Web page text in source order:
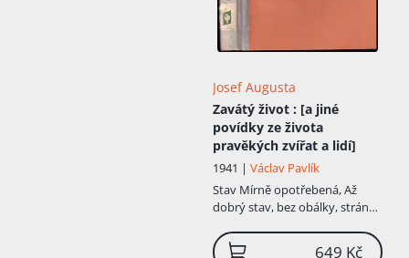
Josef Augusta
Zavátý život : [a jiné
povídky ze života
pravěkých zvířat a lidí]
1941 | Václav Pavlík
Stav Mírně opotřebená, Až
dobrý stav, bez obálky, stránky
649 Kč